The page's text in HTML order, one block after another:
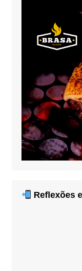
Reflexões